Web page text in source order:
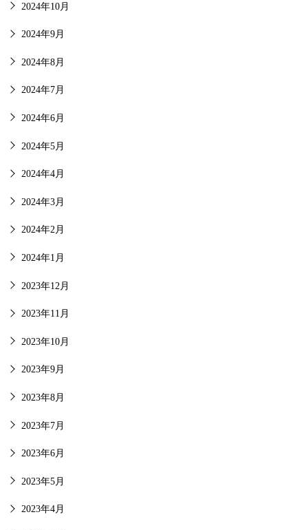
2024年10月
2024年9月
2024年8月
2024年7月
2024年6月
2024年5月
2024年4月
2024年3月
2024年2月
2024年1月
2023年12月
2023年11月
2023年10月
2023年9月
2023年8月
2023年7月
2023年6月
2023年5月
2023年4月